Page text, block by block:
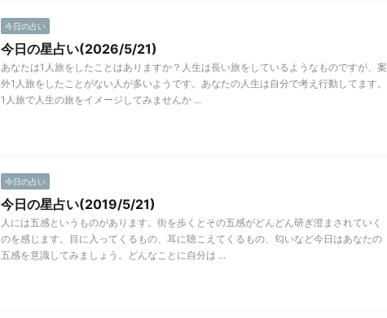
今日の占い
今日の星占い(2026/5/21)
あなたは1人旅をしたことはありますか？人生は長い旅をしているようなものですが、案
外1人旅をしたことがない人が多いようです。あなたの人生は自分で考え行動してます。
1人旅で人生の旅をイメージしてみませんか ...
今日の占い
今日の星占い(2019/5/21)
人には五感というものがあります。街を歩くとその五感がどんどん研ぎ澄まされていく
のを感じます。目に入ってくるもの、耳に聴こえてくるもの、匂いなど今日はあなたの
五感を意識してみましょう。どんなことに自分は ...